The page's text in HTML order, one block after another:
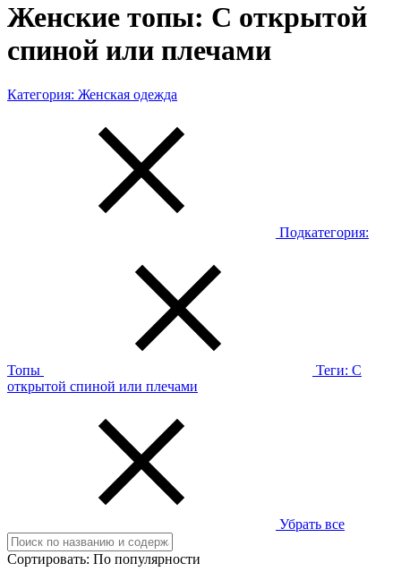
Женские топы: С открытой
спиной или плечами
Категория: Женская одежда
Подкатегория:
Топы Теги: С
открытой спиной или плечами
Убрать все
Сортировать: По популярности